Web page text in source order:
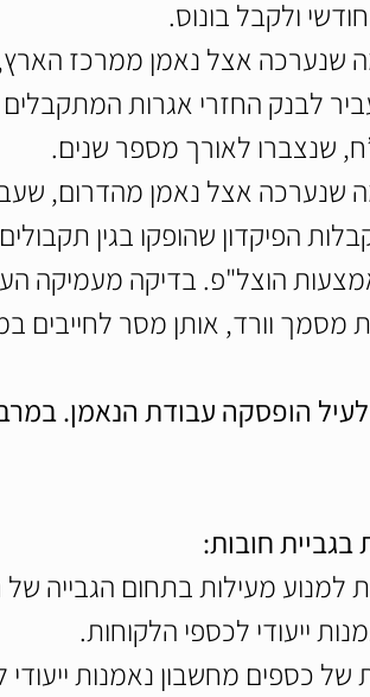
ולקבל בונוס.
שנערכה אצל נאמן ממרכז
לבנק החזרי אגרות
שנערכה אצל נאמן מהדרום,
הפיקדון שהופקו בגין
הוצל"פ. בדיקה מעמיקה
מסמך וורד, אותן מסר לחייבים
הופסקה עבודת הנאמן.
חובות:
למנוע מעילות בתחום הגבייה
ייעודי לכספי הלקוחות.
כספים מחשבון נאמנות ייעודי